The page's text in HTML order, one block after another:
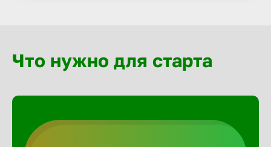
Что нужно для старта